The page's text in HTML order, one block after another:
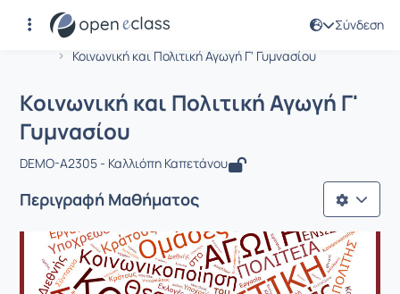
Σύνδεση
Αρχική Σελίδα
Κοινωνική και Πολιτική Αγωγή Γ' Γυμνασίου
Μάθημα : Κοινωνική και Πολιτική
Κοινωνική και Πολιτική Αγωγή Γ'
Γυμνασίου
DEMO-A2305 - Καλλιόπη Καπετάνου
Περιγραφή Μαθήματος